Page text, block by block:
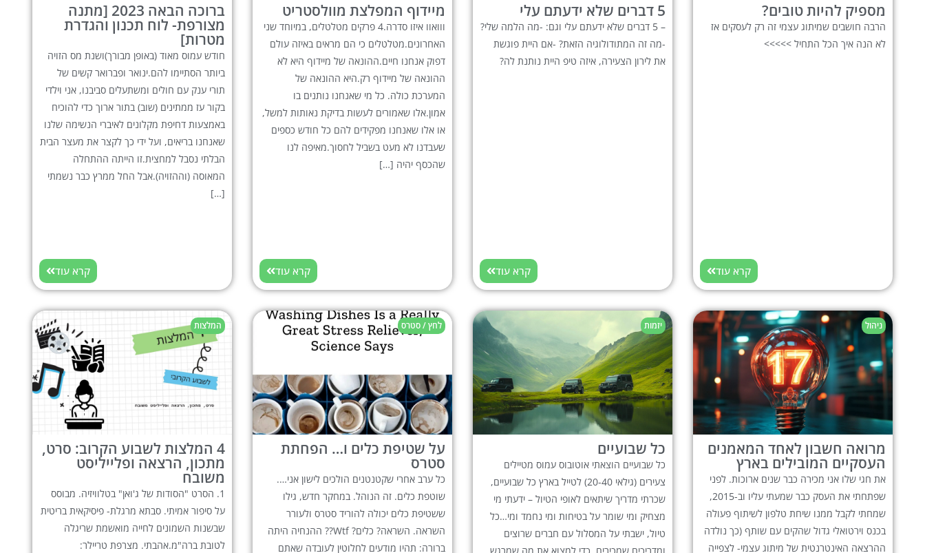
מספיק להיות טובים?
הרבה חושבים שמיתוג עצמי זה רק לעסקים אז
לא הנה איך הכל התחיל >>>>>
קרא עוד
5 דברים שלא ידעתם עלי
– 5 דברים שלא ידעתם עלי וגם: -מה הלמה שלי?
-מה זה המתודולוגיה הזאת? -אם היית פוגשת
את לירון הצעירה, איזה טיפ היית נותנת לה?
קרא עוד
מיידוף המפלצת מוולסטריט
ווואוו איזו סדרה.4 פרקים מטלטלים, במיוחד שני
האחרונים.מטלטלים כי הם מראים באיזה עולם
דפוק אנחנו חיים.ההונאה של מיידוף היא לא
ההונאה של מיידוף רק.היא ההונאה של
המערכת כולה. כל מי שאנחנו נותנים בו
אמון.אלו שאמורים לעשות בדיקת נאותות למשל,
או אלו שאנחנו מפקידים להם כל חודש כספים
שעבדנו לא מעט בשביל לחסוך.מאיפה לנו
שהכסף יהיה […]
קרא עוד
ברוכה הבאה 2023 [מתנה
מצורפת- לוח תכנון והגדרת
מטרות]
חודש עמוס מאוד (באופן מבורך)ושנת מס הזויה
ביותר הסתיימו להם.ינואר ופברואר קשים של
תורי ענק עם חולים ומשתעלים סביבנו, אני וילדי
בקור עז ממתינים (שוב) בתור ארוך כדי להוכיח
באמצעות דחיפת מקלונים לאיברי הנשימה שלנו
שאנחנו בריאים, ועל ידי כך לקצר את מעצר הבית
הבלתי נסבל למחצית.זו הייתה ההתחלה
המאוסה (וההזויה).אבל החל ממרץ כבר נשמתי
[…]
קרא עוד
ניהול
מרואה חשבון לאחד המאמנים
העסקיים המובילים בארץ
את חגי שלו אני מכירה כבר שנים ארוכות. לפני
שפתחתי את העסק כבר שמעתי עליו וב-2015,
שמחתי לקבל ממנו שיחת טלפון לשיתוף פעולה
בכנס וירטואלי גדול שהקים עם שותף (כך נולדה
ההרצאה האינטרנטית של מיתוג עצמי- לצפייה
יזמות
כל שבועיים
כל שבועיים הוצאתי אוטובוס עמוס מטיילים
צעירים (גילאי 20-40) לטייל בארץ כל שבועיים,
שכרתי מדריך שיתאים לאופי הטיול – ידעתי מי
מצחיק ומי שומר על בטיחות ומי נחמד ומי…כל
טיול, ישבתי על המסלול עם חברים שרוצים
לחץ / סטרס
על שטיפת כלים ו… הפחתת
סטרס
כל ערב אחרי שקטנטנים הולכים לישון אני….
שוטפת כלים. זה הנוהל. במחקר חדש, גילו
ששטיפת כלים יכולה להוריד סטרס ולעורר
השראה. השראה? כלים? Wtf?? ההנחיה היתה
ברורה: תהיו מודעים לחלוטין לעובדה שאתם
המלצות
4 המלצות לשבוע הקרוב: סרט,
מתכון, הרצאה ופלייליסט
משובח
1. הסרט "הסודות של ג'ואן" בטלוויזיה. מבוסס
על סיפור אמיתי. סבתא מרגלת- פיסיקאית בריטית
שבשנות השמונים לחייה מואשמת שריגלה
לטובת ברה"מ.אהבתי. מצרפת טריילר: